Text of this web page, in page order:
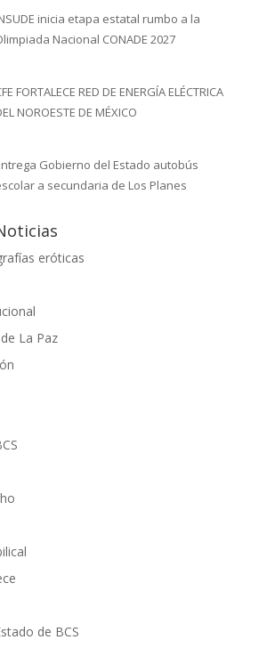
inicia etapa estatal rumbo a la
Nacional CONADE 2027
FORTALECE RED DE ENERGÍA ELÉCTRICA
NOROESTE DE MÉXICO
Gobierno del Estado autobús
a secundaria de Los Planes
eróticas
La Paz
de BCS